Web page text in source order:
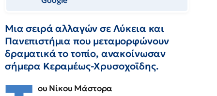
Μια σειρά αλλαγών σε Λύκεια και
Πανεπιστήμια που μεταμορφώνουν
δραματικά το τοπίο, ανακοίνωσαν
σήμερα Κεραμέως-Χρυσοχοϊδης.
ου Νίκου Μάστορα